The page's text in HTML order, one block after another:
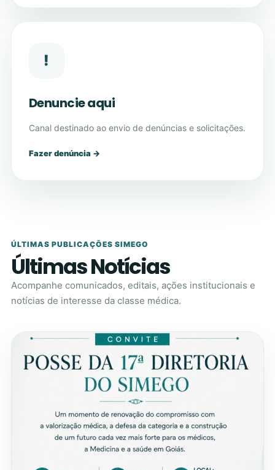
!
Denuncie aqui
Canal destinado ao envio de denúncias e solicitações.
Fazer denúncia →
ÚLTIMAS PUBLICAÇÕES SIMEGO
Últimas Notícias
Acompanhe comunicados, editais, ações institucionais e
notícias de interesse da classe médica.